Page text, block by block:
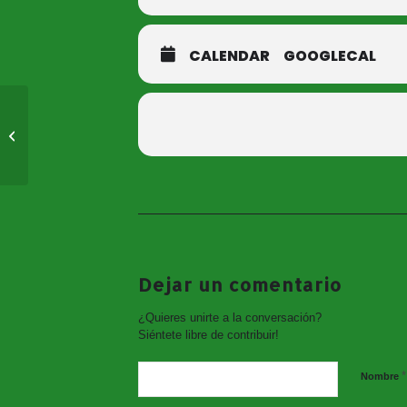
PROGRAMACIÓN COMPLETA
CALENDAR GOOGLECAL
Dejar un comentario
¿Quieres unirte a la conversación?
Siéntete libre de contribuir!
Nombre *